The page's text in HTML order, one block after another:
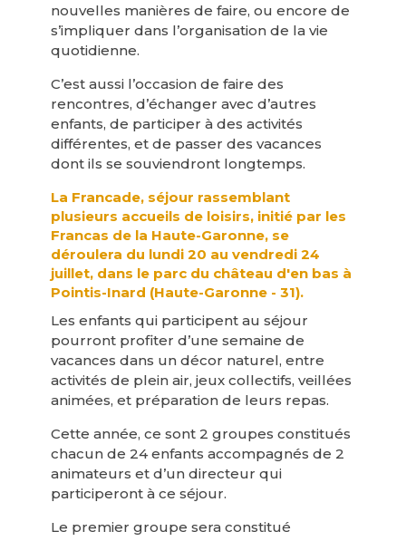
nouvelles manières de faire, ou encore de
s’impliquer dans l’organisation de la vie
quotidienne.
C’est aussi l’occasion de faire des
rencontres, d’échanger avec d’autres
enfants, de participer à des activités
différentes, et de passer des vacances
dont ils se souviendront longtemps.
La Francade, séjour rassemblant
plusieurs accueils de loisirs, initié par les
Francas de la Haute-Garonne, se
déroulera du lundi 20 au vendredi 24
juillet, dans le parc du château d'en bas à
Pointis-Inard (Haute-Garonne - 31).
Les enfants qui participent au séjour
pourront profiter d’une semaine de
vacances dans un décor naturel, entre
activités de plein air, jeux collectifs, veillées
animées, et préparation de leurs repas.
Cette année, ce sont 2 groupes constitués
chacun de 24 enfants accompagnés de 2
animateurs et d’un directeur qui
participeront à ce séjour.
Le premier groupe sera constitué